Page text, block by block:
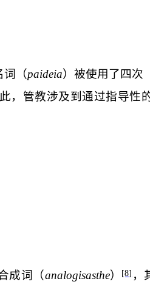
词（paideia）被使用了四次
，管教涉及到通过指导性
成词（analogisasthe） [8]，